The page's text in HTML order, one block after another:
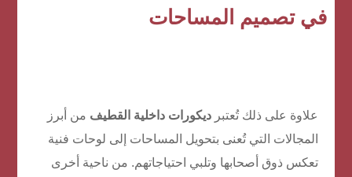
في تصميم المساحات
علاوة على ذلك تُعتبر ديكورات داخلية القطيف من أبرز
المجالات التي تُعنى بتحويل المساحات إلى لوحات فنية
تعكس ذوق أصحابها وتلبي احتياجاتهم. من ناحية أخرى